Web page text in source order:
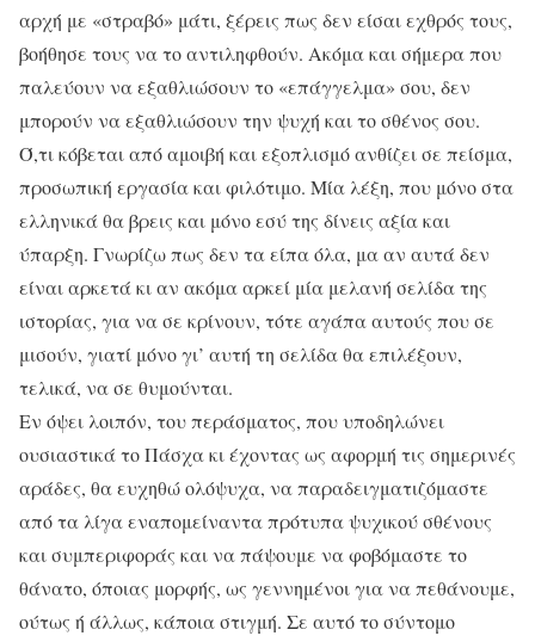
αρχή με «στραβό» μάτι, ξέρεις πως δεν είσαι εχθρός τους,
βοήθησε τους να το αντιληφθούν. Ακόμα και σήμερα που
παλεύουν να εξαθλιώσουν το «επάγγελμα» σου, δεν
μπορούν να εξαθλιώσουν την ψυχή και το σθένος σου.
Ό,τι κόβεται από αμοιβή και εξοπλισμό ανθίζει σε πείσμα,
προσωπική εργασία και φιλότιμο. Μία λέξη, που μόνο στα
ελληνικά θα βρεις και μόνο εσύ της δίνεις αξία και
ύπαρξη. Γνωρίζω πως δεν τα είπα όλα, μα αν αυτά δεν
είναι αρκετά κι αν ακόμα αρκεί μία μελανή σελίδα της
ιστορίας, για να σε κρίνουν, τότε αγάπα αυτούς που σε
μισούν, γιατί μόνο γι’ αυτή τη σελίδα θα επιλέξουν,
τελικά, να σε θυμούνται.
Εν όψει λοιπόν, του περάσματος, που υποδηλώνει
ουσιαστικά το Πάσχα κι έχοντας ως αφορμή τις σημερινές
αράδες, θα ευχηθώ ολόψυχα, να παραδειγματιζόμαστε
από τα λίγα εναπομείναντα πρότυπα ψυχικού σθένους
και συμπεριφοράς και να πάψουμε να φοβόμαστε το
θάνατο, όποιας μορφής, ως γεννημένοι για να πεθάνουμε,
ούτως ή άλλως, κάποια στιγμή. Σε αυτό το σύντομο